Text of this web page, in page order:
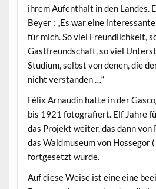
ihrem Aufenthalt in den Landes.
Beyer : „Es war eine
für mich. So viel Freundlichkeit,
Gastfreundschaft, so viel
Studium, selbst von denen, die
nicht verstanden …“
Félix Arnaudin hatte in der
bis 1921 fotografiert. Elf Jahre
das Projekt weiter, das dann von
das Waldmuseum von Hossegor
fortgesetzt wurde.
Auf diese Weise ist eine eine